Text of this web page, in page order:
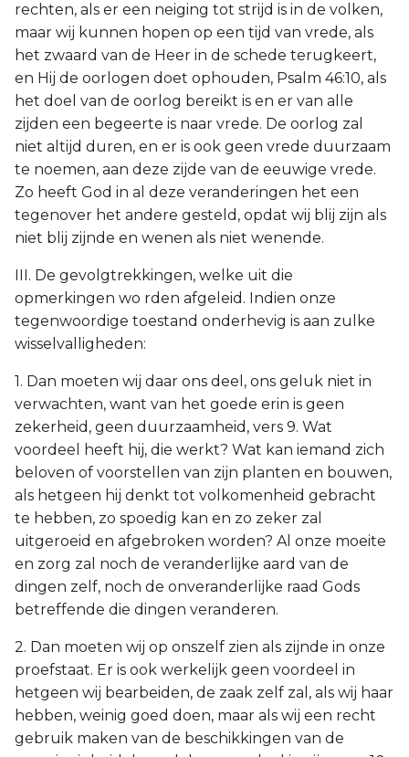
rechten, als er een neiging tot strijd is in de volken,
maar wij kunnen hopen op een tijd van vrede, als
het zwaard van de Heer in de schede terugkeert,
en Hij de oorlogen doet ophouden, Psalm 46:10, als
het doel van de oorlog bereikt is en er van alle
zijden een begeerte is naar vrede. De oorlog zal
niet altijd duren, en er is ook geen vrede duurzaam
te noemen, aan deze zijde van de eeuwige vrede.
Zo heeft God in al deze veranderingen het een
tegenover het andere gesteld, opdat wij blij zijn als
niet blij zijnde en wenen als niet wenende.
III. De gevolgtrekkingen, welke uit die
opmerkingen wo rden afgeleid. Indien onze
tegenwoordige toestand onderhevig is aan zulke
wisselvalligheden:
1. Dan moeten wij daar ons deel, ons geluk niet in
verwachten, want van het goede erin is geen
zekerheid, geen duurzaamheid, vers 9. Wat
voordeel heeft hij, die werkt? Wat kan iemand zich
beloven of voorstellen van zijn planten en bouwen,
als hetgeen hij denkt tot volkomenheid gebracht
te hebben, zo spoedig kan en zo zeker zal
uitgeroeid en afgebroken worden? Al onze moeite
en zorg zal noch de veranderlijke aard van de
dingen zelf, noch de onveranderlijke raad Gods
betreffende die dingen veranderen.
2. Dan moeten wij op onszelf zien als zijnde in onze
proefstaat. Er is ook werkelijk geen voordeel in
hetgeen wij bearbeiden, de zaak zelf zal, als wij haar
hebben, weinig goed doen, maar als wij een recht
gebruik maken van de beschikkingen van de